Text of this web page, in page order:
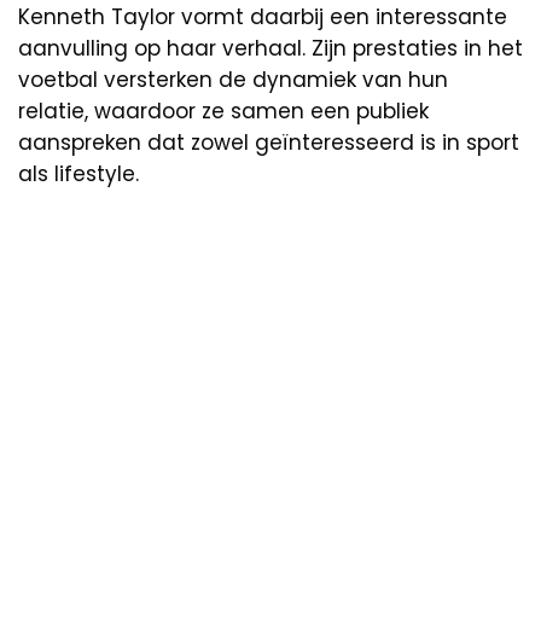
Kenneth Taylor vormt daarbij een interessante
aanvulling op haar verhaal. Zijn prestaties in het
voetbal versterken de dynamiek van hun
relatie, waardoor ze samen een publiek
aanspreken dat zowel geïnteresseerd is in sport
als lifestyle.